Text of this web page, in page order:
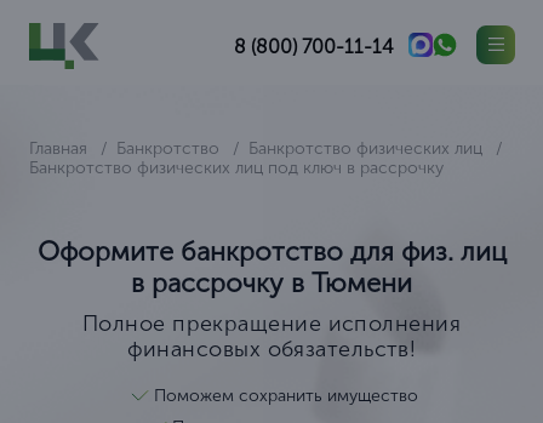
8 (800) 700-11-14
Главная Банкротство
Банкротство физических лиц
Банкротство физических лиц под ключ в рассрочку
Оформите банкротство для физ. лиц
в рассрочку в Тюмени
Полное прекращение исполнения
финансовых обязательств!
Поможем сохранить имущество